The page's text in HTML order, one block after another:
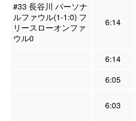
#33 長谷川 パーソナ
ルファウル(1-1:0) フ
リースローオンファ
ウル0
6:14
6:14
6:05
6:03